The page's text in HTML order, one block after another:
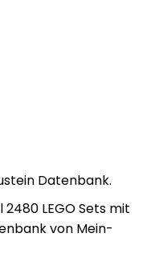
Datenbank.
LEGO Sets mit
von Mein-